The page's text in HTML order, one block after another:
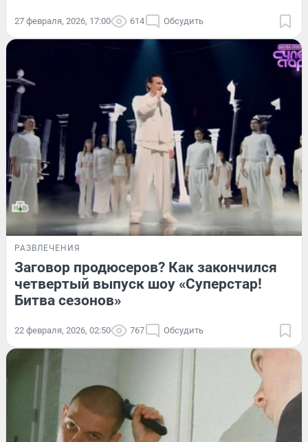
27 февраля, 2026, 17:00 614 Обсудить
РАЗВЛЕЧЕНИЯ
Заговор продюсеров? Как закончился
четвертый выпуск шоу «Суперстар!
Битва сезонов»
22 февраля, 2026, 02:50 767 Обсудить